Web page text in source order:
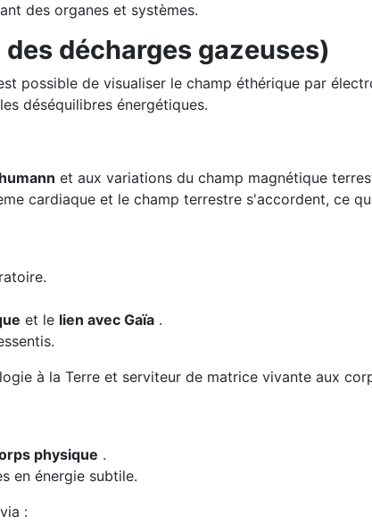
des organes et systèmes.
décharges gazeuses)
possible de visualiser le champ éthérique par
déséquilibres énergétiques.
et aux variations du champ magnétique
cardiaque et le champ terrestre s'accordent, ce
et le lien avec Gaïa .
à la Terre et serviteur de matrice vivante aux
physique .
en énergie subtile.
: